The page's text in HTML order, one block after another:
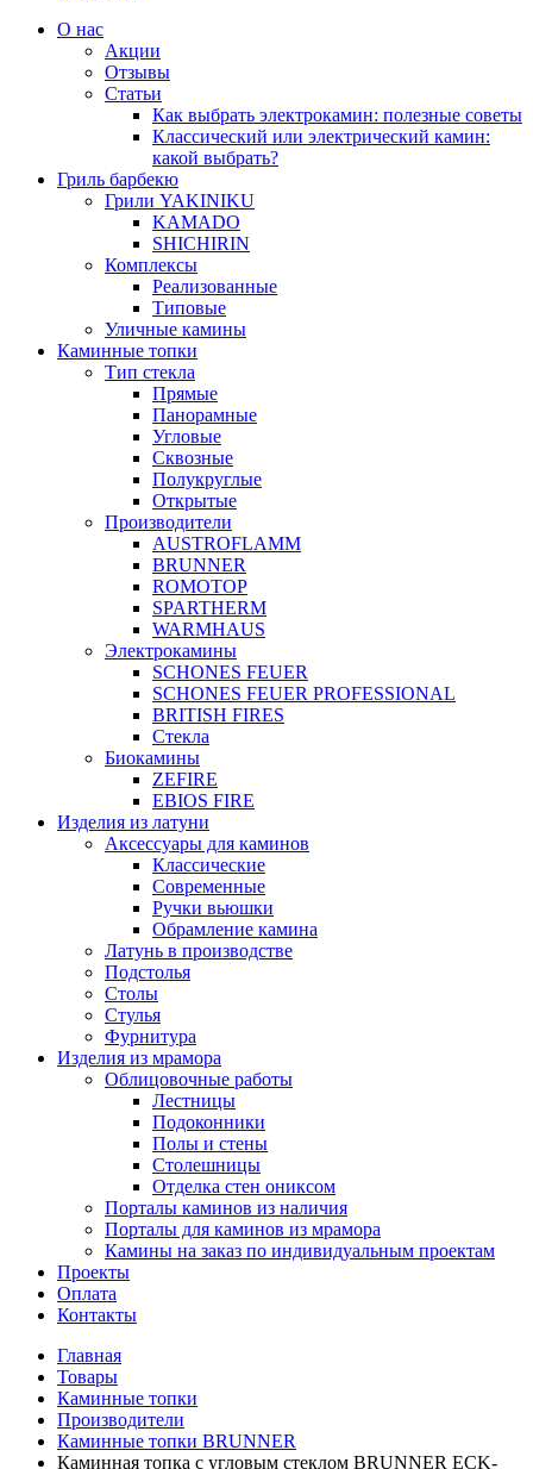
О нас
Акции
Отзывы
Статьи
Как выбрать электрокамин: полезные советы
Классический или электрический камин:
какой выбрать?
Гриль барбекю
Грили YAKINIKU
KAMADO
SHICHIRIN
Комплексы
Реализованные
Типовые
Уличные камины
Каминные топки
Тип стекла
Прямые
Панорамные
Угловые
Сквозные
Полукруглые
Открытые
Производители
AUSTROFLAMM
BRUNNER
ROMOTOP
SPARTHERM
WARMHAUS
Электрокамины
SCHONES FEUER
SCHONES FEUER PROFESSIONAL
BRITISH FIRES
Стекла
Биокамины
ZEFIRE
EBIOS FIRE
Изделия из латуни
Аксессуары для каминов
Классические
Современные
Ручки вьюшки
Обрамление камина
Латунь в производстве
Подстолья
Столы
Стулья
Фурнитура
Изделия из мрамора
Облицовочные работы
Лестницы
Подоконники
Полы и стены
Столешницы
Отделка стен ониксом
Порталы каминов из наличия
Порталы для каминов из мрамора
Камины на заказ по индивидуальным проектам
Проекты
Оплата
Контакты
Главная
Товары
Каминные топки
Производители
Каминные топки BRUNNER
Каминная топка с угловым стеклом BRUNNER ECK-